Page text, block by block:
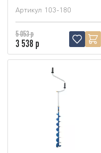
Артикул 103-180
5 053 р
3 538 р